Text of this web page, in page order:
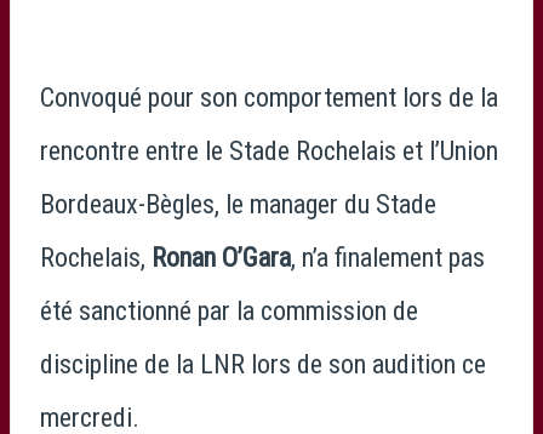
Convoqué pour son comportement lors de la
rencontre entre le Stade Rochelais et l’Union
Bordeaux-Bègles, le manager du Stade
Rochelais, Ronan O’Gara, n’a finalement pas
été sanctionné par la commission de
discipline de la LNR lors de son audition ce
mercredi.